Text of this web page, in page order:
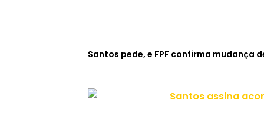
Santos pede, e FPF confirma mudança